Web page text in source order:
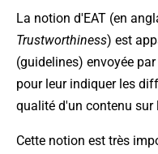
La notion d'EAT (en
Trustworthiness) est
(guidelines) envoyée
pour leur indiquer les
qualité d'un contenu sur
Cette notion est très